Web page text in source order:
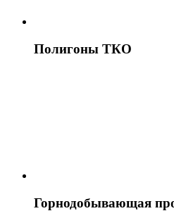
Полигоны ТКО
Горнодобывающая